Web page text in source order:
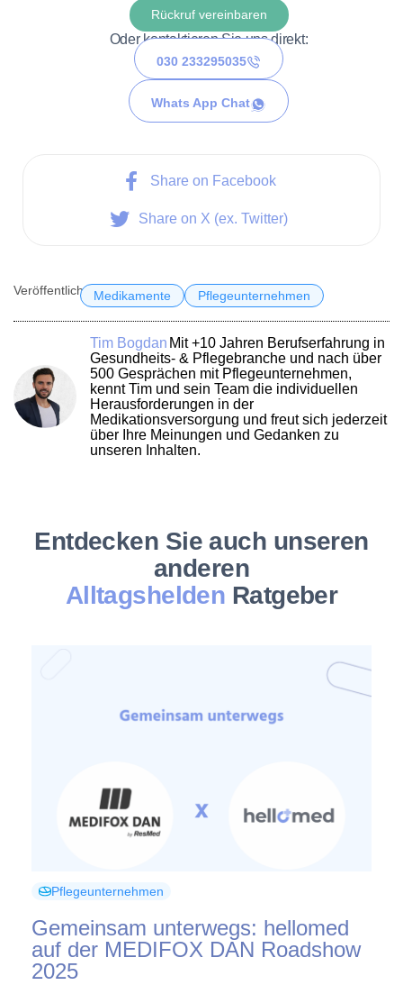
Rückruf vereinbaren
Oder kontaktieren Sie uns direkt:
030 233295035
Whats App Chat
Share on Facebook
Share on X (ex. Twitter)
Veröffentlicht am 3.01.2025
Medikamente Pflegeunternehmen
Tim Bogdan Mit +10 Jahren Berufserfahrung in
Gesundheits- & Pflegebranche und nach über
500 Gesprächen mit Pflegeunternehmen,
kennt Tim und sein Team die individuellen
Herausforderungen in der
Medikationsversorgung und freut sich jederzeit
über Ihre Meinungen und Gedanken zu
unseren Inhalten.
Entdecken Sie auch unseren
anderen
Alltagshelden Ratgeber
Pflegeunternehmen
Gemeinsam unterwegs: hellomed
auf der MEDIFOX DAN Roadshow
2025